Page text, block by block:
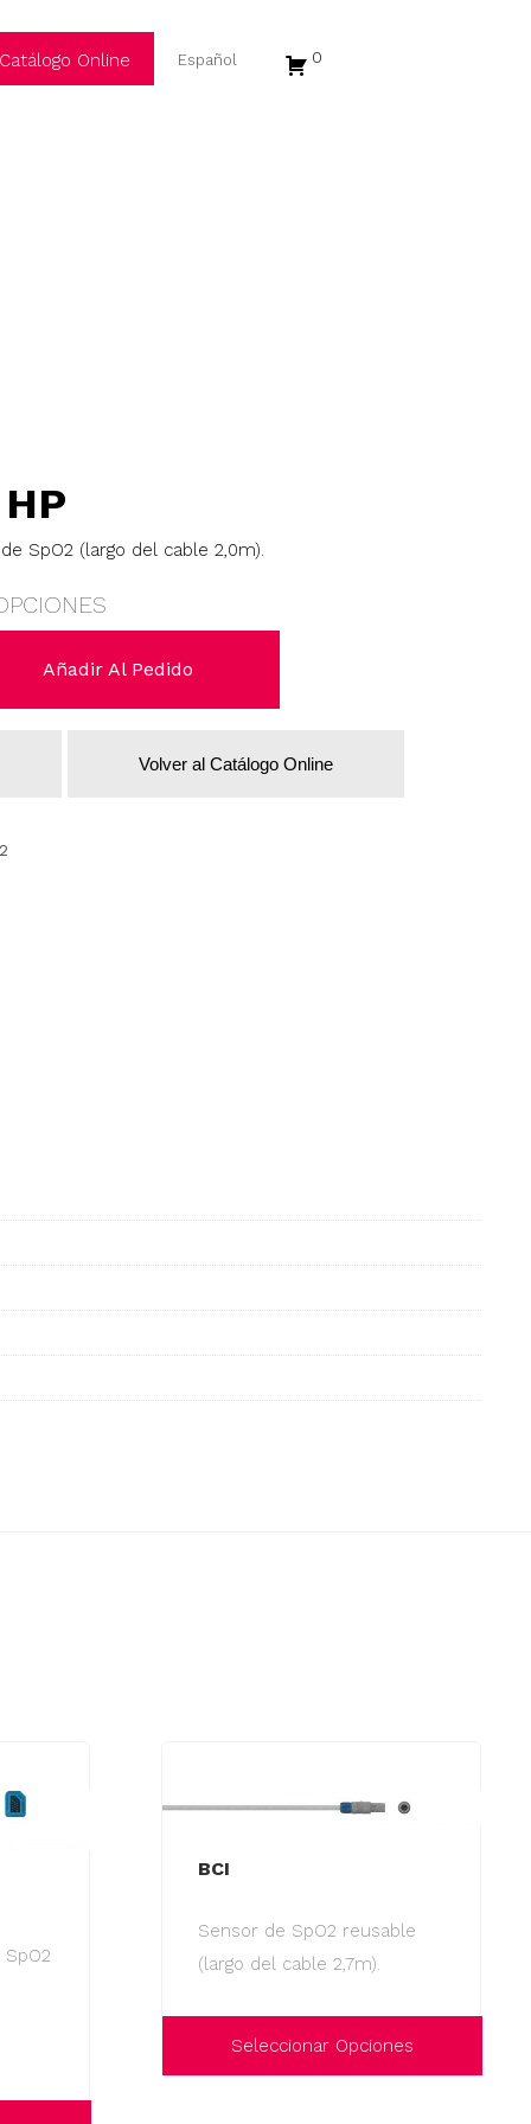
Catálogo Online 0
SpO2 (largo del cable 2,0m).
Añadir Al Pedido
Volver al Catálogo Online
BCI
Sensor de SpO2 reusable
(largo del cable 2,7m).
Seleccionar Opciones